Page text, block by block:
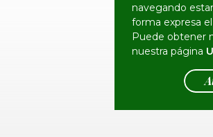
navegando
forma expresa
Puede obtener
nuestra página